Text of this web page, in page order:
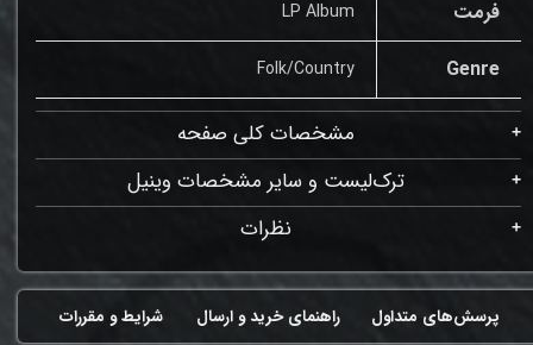
فرمت LP Album
Genre
Folk/Country
مشخصات کلی صفحه
ترک‌لیست و سایر مشخصات وینیل
نظرات
شرایط و مقررات راهنمای خرید و ارسال پرسش‌های متداول